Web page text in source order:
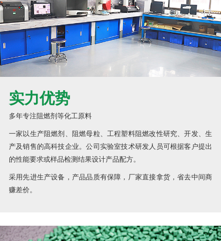
实力优势
多年专注阻燃剂等化工原料
一家以生产阻燃剂、阻燃母粒、工程塑料阻燃改性研究、开发、生
产及销售的高科技企业。公司实验室技术研发人员可根据客户提出
的性能要求或样品检测结果设计产品配方。
采用先进生产设备，产品品质有保障，厂家直接拿货，省去中间商
赚差价。